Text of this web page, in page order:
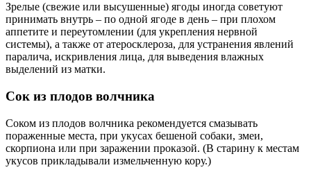
Зрелые (свежие или высушенные) ягоды иногда советуют
принимать внутрь – по одной ягоде в день – при плохом
аппетите и переутомлении (для укрепления нервной
системы), а также от атеросклероза, для устранения явлений
паралича, искривления лица, для выведения влажных
выделений из матки.
Сок из плодов волчника
Соком из плодов волчника рекомендуется смазывать
пораженные места, при укусах бешеной собаки, змеи,
скорпиона или при заражении проказой. (В старину к местам
укусов прикладывали измельченную кору.)